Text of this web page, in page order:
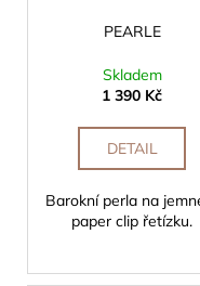
PEARLE
Skladem
1 390 Kč
DETAIL
Barokní perla na
paper clip řetízku.